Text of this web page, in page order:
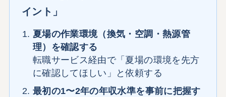
イント」
夏場の作業環境（換気・空調・熱源管
理）を確認する
転職サービス経由で「夏場の環境を先方
に確認してほしい」と依頼する
最初の1〜2年の年収水準を事前に把握す